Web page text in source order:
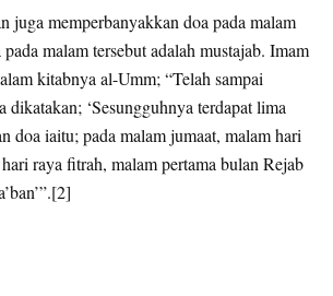
juga memperbanyakkan doa pada malam
malam tersebut adalah mustajab. Imam
kitabnya al-Umm; “Telah sampai
dikatakan; ‘Sesungguhnya terdapat lima
doa iaitu; pada malam jumaat, malam hari
raya fitrah, malam pertama bulan Rejab